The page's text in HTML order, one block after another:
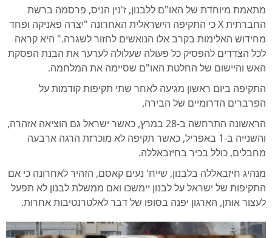
מתאמת מיוחדת של האו"ם ללבנון, ז'נין הניס, פרסמה ברשת
החברתית X כי התקיפה הישראלית האחרונה "יצרה פאניקה ופחד
מחידוש האלימות בקרב אלו הנואשים לחזור לשגרה." היא קראה
לכל הצדדים להפסיק כל פעולה שעלולה לערער את הבנת הפסקת
האש והיישום של החלטת האו"ם שסיימה את המלחמה.
התקיפה ביום ראשון מגיעה לאחר שתי תקיפות קודמות על
הפרברים הדרומיים של הבירה,
הראשונה התרחשה ב-28 במרץ, כאשר ישראל גם הוציאה אזהרה,
והשנייה ב-1 באפריל, כאשר תקיפה לא מוכרזת הרגה ארבעה
מחבלים, כולל בכיר בחיזבאללה.
מנהיג חיזבאללה בלבנון, שייח' נעים קאסם, הזהיר לאחרונה כי אם
התקיפות של ישראל על לבנון יימשכו ואם ממשלת לבנון לא תפעל
לעצור אותן, הארגון יפנה בסופו של דבר לאלטרנטיבות אחרות.